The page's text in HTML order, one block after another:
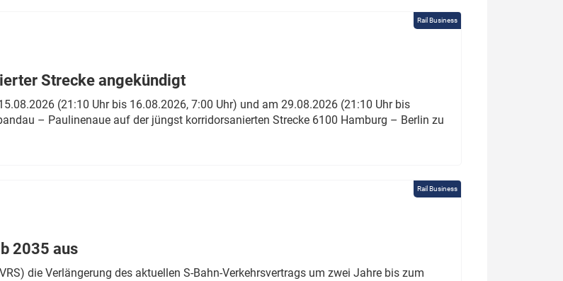
Rail Business
Strecke angekündigt
(21:10 Uhr bis 16.08.2026, 7:00 Uhr) und am 29.08.2026 (21:10 Uhr bis
– Paulinenaue auf der jüngst korridorsanierten Strecke 6100 Hamburg – Berlin zu
Rail Business
2035 aus
die Verlängerung des aktuellen S-Bahn-Verkehrsvertrags um zwei Jahre bis zum